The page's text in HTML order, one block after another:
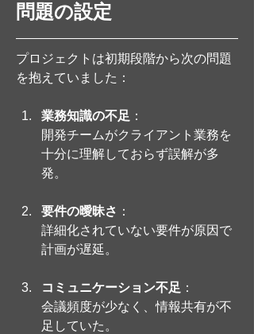
問題の設定
プロジェクトは初期段階から次の問題
を抱えていました：
業務知識の不足 ：
開発チームがクライアント業務を
十分に理解しておらず誤解が多
発。
要件の曖昧さ ：
詳細化されていない要件が原因で
計画が遅延。
コミュニケーション不足 ：
会議頻度が少なく、情報共有が不
足していた。